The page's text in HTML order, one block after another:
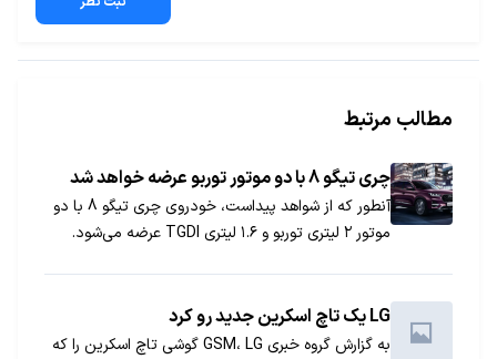
مطالب مرتبط
چری تیگو 8 با دو موتور توربو عرضه خواهد شد
آنطور که از شواهد پیداست، خودروی چری تیگو 8 با دو
موتور ۲ لیتری توربو و ۱.۶ لیتری TGDI عرضه می‌شود.
LG یک تاچ اسکرین جدید رو کرد
به گزارش گروه خبری GSM، LG گوشی تاچ اسکرین را که